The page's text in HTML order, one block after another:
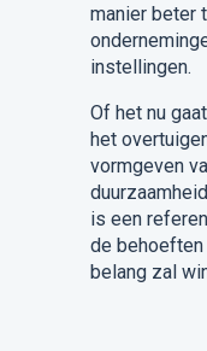
manier beter
instellingen.
Of het nu
het
vormgeven
is een
de behoeften
belang zal